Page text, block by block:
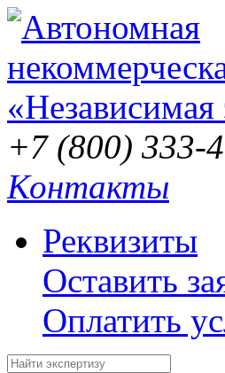
+7 (800) 333-
Контакты
Реквизиты
Оставить
Оплатить